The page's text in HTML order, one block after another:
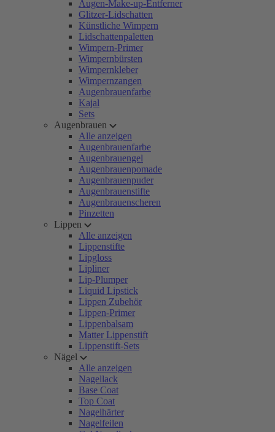
Augen-Make-up-Entferner
Glitzer-Lidschatten
Künstliche Wimpern
Lidschattenpaletten
Wimpern-Primer
Wimpernbürsten
Wimpernkleber
Wimpernzangen
Augenbrauenfarbe
Kajal
Sets
Augenbrauen
Alle anzeigen
Augenbrauenfarbe
Augenbrauengel
Augenbrauenpomade
Augenbrauenpuder
Augenbrauenstifte
Augenbrauenscheren
Pinzetten
Lippen
Alle anzeigen
Lippenstifte
Lipgloss
Lipliner
Lip-Plumper
Liquid Lipstick
Lippen Zubehör
Lippen-Primer
Lippenbalsam
Matter Lippenstift
Lippenstift-Sets
Nägel
Alle anzeigen
Nagellack
Base Coat
Top Coat
Nagelhärter
Nagelfeilen